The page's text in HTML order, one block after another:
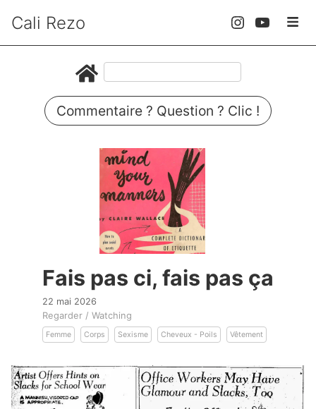
Cali Rezo
Commentaire ? Question ? Clic !
Fais pas ci, fais pas ça
22 mai 2026
Regarder / Watching
Femme Corps Sexisme Cheveux - Poils Vêtement